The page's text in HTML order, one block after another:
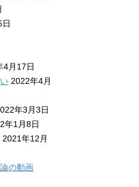
4月17日
2022年4月
年3月3日
年1月8日
2021年12月
の動画